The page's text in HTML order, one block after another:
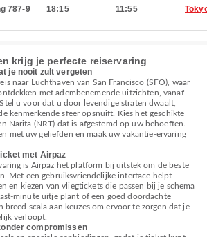
787-9 18:15 11:55
krijg je perfecte reiservaring
je nooit zult vergeten
naar Luchthaven van San Francisco (SFO), waar
met adembenemende uitzichten, vanaf
u voor dat u door levendige straten dwaalt,
kenmerkende sfeer opsnuift. Kies het geschikte
Narita (NRT) dat is afgestemd op uw behoeften.
met uw geliefden en maak uw vakantie-ervaring
met Airpaz
is Airpaz het platform bij uitstek om de beste
Met een gebruiksvriendelijke interface helpt
en kiezen van vliegtickets die passen bij je schema
minute uitje plant of een goed doordachte
breed scala aan keuzes om ervoor te zorgen dat je
verloopt.
compromissen